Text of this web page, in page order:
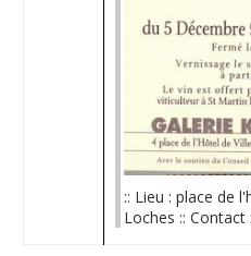
:: Lieu : place de
Loches :: Contact